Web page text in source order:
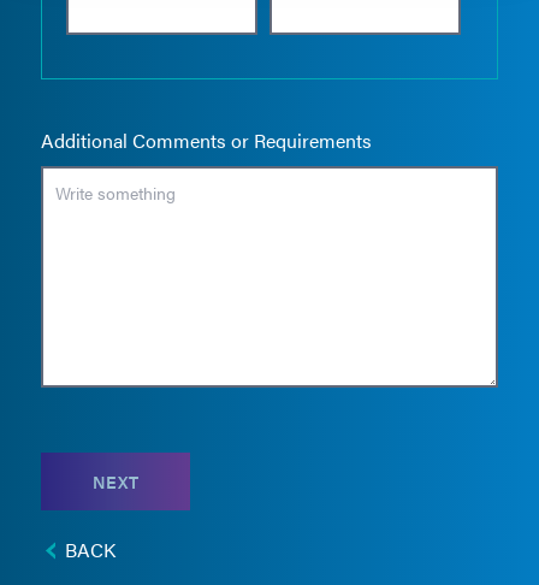
Additional Comments or Requirements
NEXT
BACK